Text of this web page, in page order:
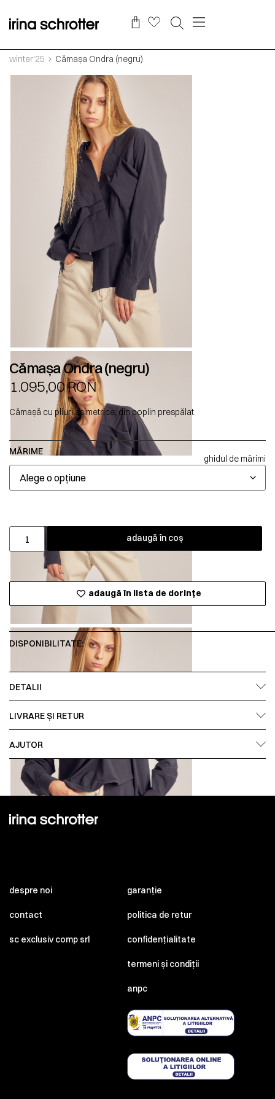
winter'25 Cămașa Ondra (negru)
Cămașa Ondra (negru)
1.095,00RON
Cămașă cu pliuri asimetrice, din poplin prespălat.
MĂRIME
ghidul de mărimi
adaugă în coș
adaugă în lista de dorințe
DISPONIBILITATE:
DETALII
LIVRARE ȘI RETUR
AJUTOR
despre noi
contact
sc exclusiv comp srl
garanție
politica de retur
confidențialitate
termeni și condiții
anpc